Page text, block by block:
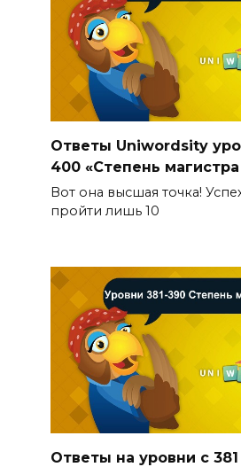
Ответы Uniwordsity
400 «Степень магистра
Вот она высшая точка!
пройти лишь 10
Ответы на уровни с